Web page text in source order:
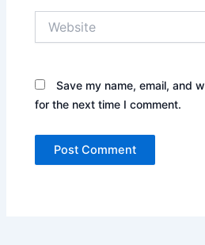
Save my name, email, and
for the next time I comment.